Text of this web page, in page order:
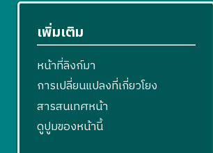
เพิ่มเติม
หน้าที่ลิงก์มา
การเปลี่ยนแปลงที่เกี่ยวโยง
สารสนเทศหน้า
ดูปูมของหน้านี้